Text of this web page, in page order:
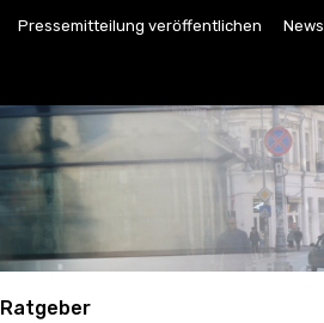
Pressemitteilung veröffentlichen News
Ratgeber